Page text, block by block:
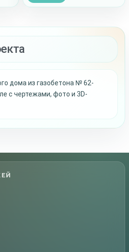
дома из газобетона № 62-
с чертежами, фото и 3D-